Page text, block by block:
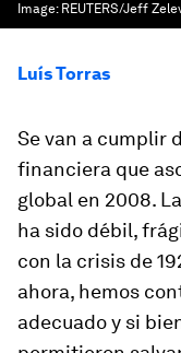
Image: REUTERS/Jeff
Luís Torras
Se van a cumplir
financiera que
global en 2008.
ha sido débil,
con la crisis de
ahora, hemos
adecuado y si